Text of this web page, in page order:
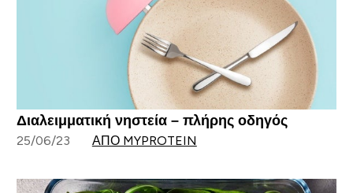
Διαλειμματική νηστεία – πλήρης οδηγός
25/06/23 ΑΠΌ MYPROTEIN